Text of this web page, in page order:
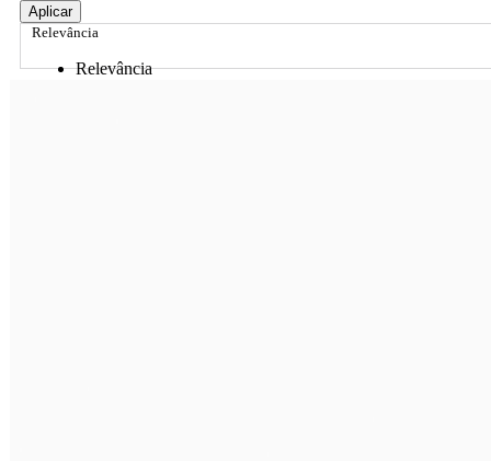
Aplicar
Relevância
Relevância